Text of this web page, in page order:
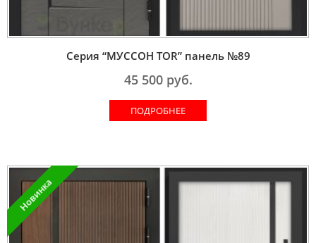
Серия “МУССОН TOR” панель №89
45 500руб.
ПОДРОБНЕЕ
Новинка